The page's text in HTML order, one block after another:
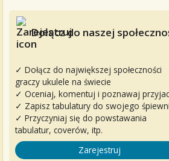
Dołącz do naszej
✓ Dołącz do największej społeczności
graczy ukulele na świecie
✓ Oceniaj, komentuj i poznawaj
✓ Zapisz tabulatury do swojego
✓ Przyczyniaj się do powstawania
tabulatur, coverów, itp.
Zarejestruj